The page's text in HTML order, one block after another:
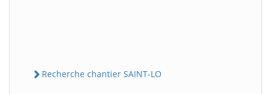
Recherche chantier SAINT-LO